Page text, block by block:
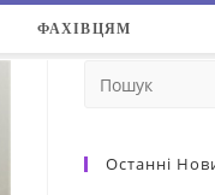
ФАХІВЦЯМ
Останні